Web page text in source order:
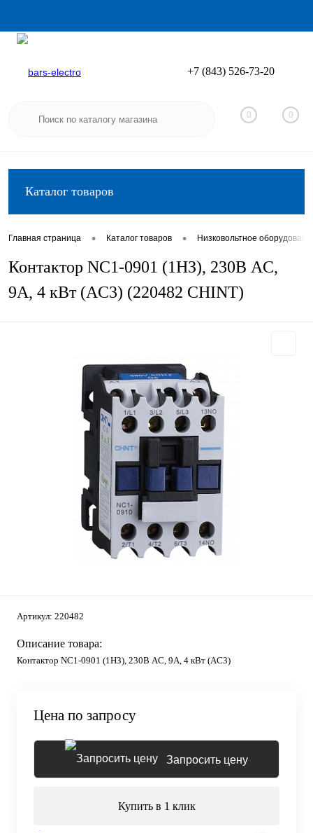
Вход
+7 (843) 526-73-20
0 0
Каталог товаров
Главная страница • Каталог товаров • Низковольтное
Контактор NC1-0901 (1НЗ), 230В AC,
9А, 4 кВт (AC3) (220482 CHINT)
Артикул: 220482
Описание товара:
Контактор NC1-0901 (1НЗ), 230В AC, 9А, 4 кВт (AC3)
Цена по запросу
Запросить цену
Купить в 1 клик